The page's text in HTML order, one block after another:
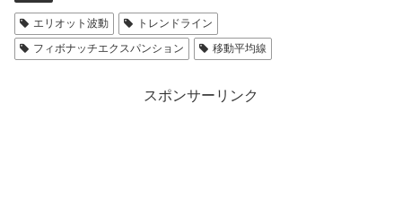
エリオット波動
トレンドライン
フィボナッチエクスパンション
移動平均線
スポンサーリンク